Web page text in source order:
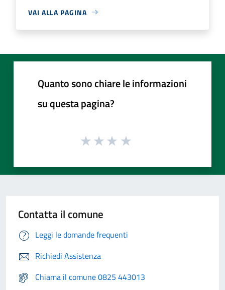
VAI ALLA PAGINA
Quanto sono chiare le informazioni
su questa pagina?
Contatta il comune
Leggi le domande frequenti
Richiedi Assistenza
Chiama il comune 0825 443013